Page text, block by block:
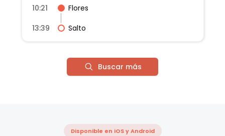
10:21
Flores
13:39
Salto
Buscar más
Disponible en iOS y Android